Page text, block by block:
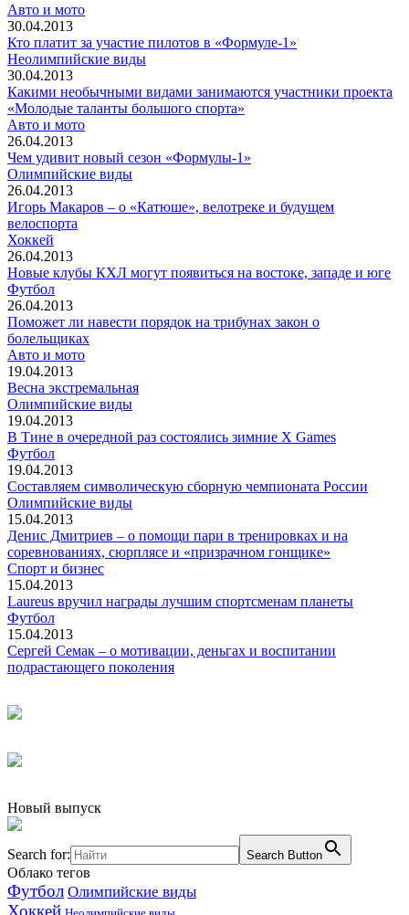
Авто и мото
30.04.2013
Кто платит за участие пилотов в «Формуле-1»
Неолимпийские виды
30.04.2013
Какими необычными видами занимаются участники проекта
«Молодые таланты большого спорта»
Авто и мото
26.04.2013
Чем удивит новый сезон «Формулы-1»
Олимпийские виды
26.04.2013
Игорь Макаров – о «Катюше», велотреке и будущем
велоспорта
Хоккей
26.04.2013
Новые клубы КХЛ могут появиться на востоке, западе и юге
Футбол
26.04.2013
Поможет ли навести порядок на трибунах закон о
болельщиках
Авто и мото
19.04.2013
Весна экстремальная
Олимпийские виды
19.04.2013
В Тине в очередной раз состоялись зимние X Games
Футбол
19.04.2013
Составляем символическую сборную чемпионата России
Олимпийские виды
15.04.2013
Денис Дмитриев – о помощи пари в тренировках и на
соревнованиях, сюрплясе и «призрачном гонщике»
Спорт и бизнес
15.04.2013
Laureus вручил награды лучшим спортсменам планеты
Футбол
15.04.2013
Сергей Семак – о мотивации, деньгах и воспитании
подрастающего поколения
Новый выпуск
Search for: Search Button
Облако тегов
Футбол Олимпийские виды
Хоккей